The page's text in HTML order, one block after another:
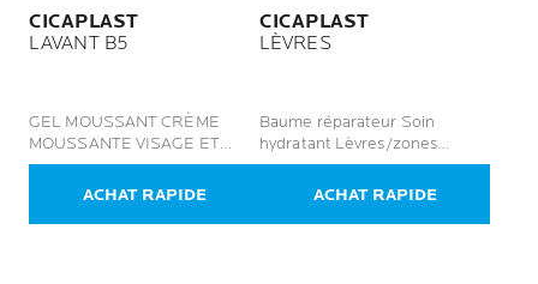
CICAPLAST
LAVANT B5
GEL MOUSSANT CRÈME
MOUSSANTE VISAGE ET
CORPS
ACHAT RAPIDE
CICAPLAST
LÈVRES
Baume réparateur Soin
hydratant Lèvres/zones
irritées
ACHAT RAPIDE